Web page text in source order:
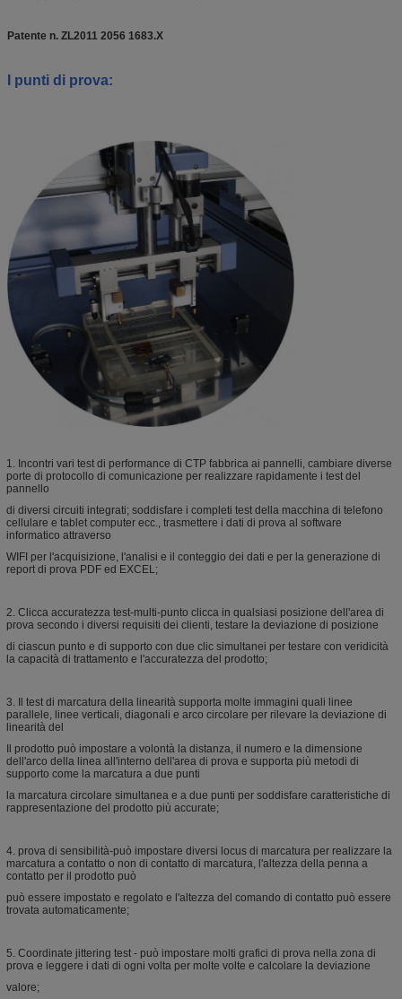
Patente n. ZL2011 2056 1683.X
I punti di prova:
1. Incontri vari test di performance di CTP fabbrica ai pannelli, cambiare diverse
porte di protocollo di comunicazione per realizzare rapidamente i test del
pannello
di diversi circuiti integrati; soddisfare i completi test della macchina di telefono
cellulare e tablet computer ecc., trasmettere i dati di prova al software
informatico attraverso
WIFI per l'acquisizione, l'analisi e il conteggio dei dati e per la generazione di
report di prova PDF ed EXCEL;
2. Clicca accuratezza test-multi-punto clicca in qualsiasi posizione dell'area di
prova secondo i diversi requisiti dei clienti, testare la deviazione di posizione
di ciascun punto e di supporto con due clic simultanei per testare con veridicità
la capacità di trattamento e l'accuratezza del prodotto;
3. Il test di marcatura della linearità supporta molte immagini quali linee
parallele, linee verticali, diagonali e arco circolare per rilevare la deviazione di
linearità del
Il prodotto può impostare a volontà la distanza, il numero e la dimensione
dell'arco della linea all'interno dell'area di prova e supporta più metodi di
supporto come la marcatura a due punti
la marcatura circolare simultanea e a due punti per soddisfare caratteristiche di
rappresentazione del prodotto più accurate;
4. prova di sensibilità-può impostare diversi locus di marcatura per realizzare la
marcatura a contatto o non di contatto di marcatura, l'altezza della penna a
contatto per il prodotto può
può essere impostato e regolato e l'altezza del comando di contatto può essere
trovata automaticamente;
5. Coordinate jittering test - può impostare molti grafici di prova nella zona di
prova e leggere i dati di ogni volta per molte volte e calcolare la deviazione
valore;